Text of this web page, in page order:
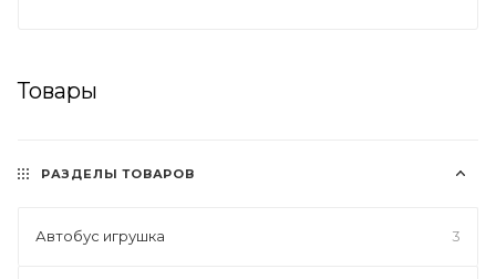
Товары
РАЗДЕЛЫ ТОВАРОВ
Автобус игрушка 3